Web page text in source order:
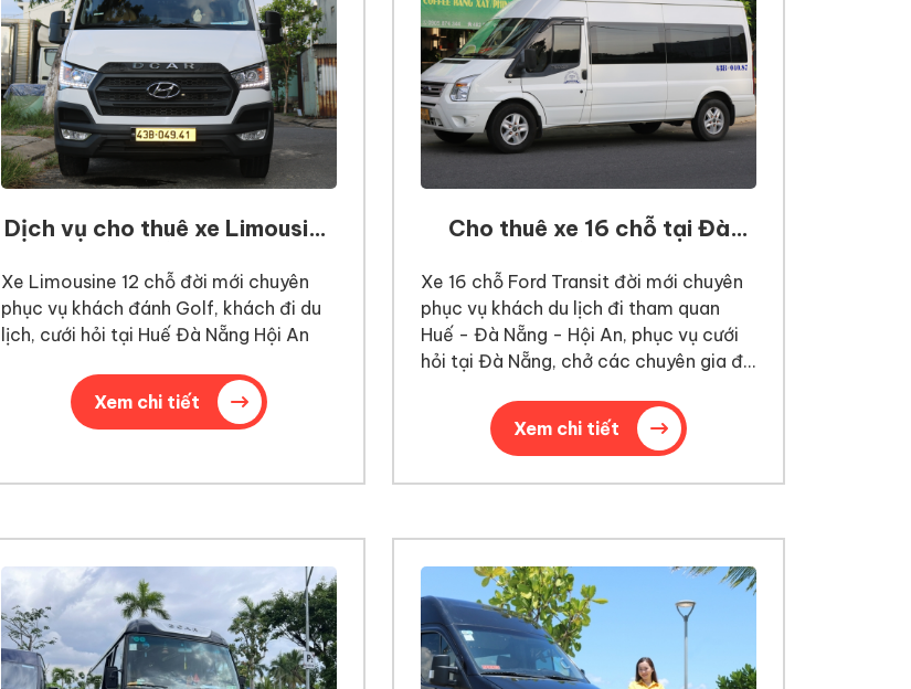
Dịch vụ cho thuê xe Limousine
Xe Limousine 12 chỗ đời mới chuyên
phục vụ khách đánh Golf, khách đi du
lịch, cưới hỏi tại Huế Đà Nẵng Hội An
Xem chi tiết
Cho thuê xe 16 chỗ tại Đà
Xe 16 chỗ Ford Transit đời mới chuyên
phục vụ khách du lịch đi tham quan
Huế - Đà Nẵng - Hội An, phục vụ cưới
hỏi tại Đà Nẵng, chở các chuyên gia đi
Xem chi tiết